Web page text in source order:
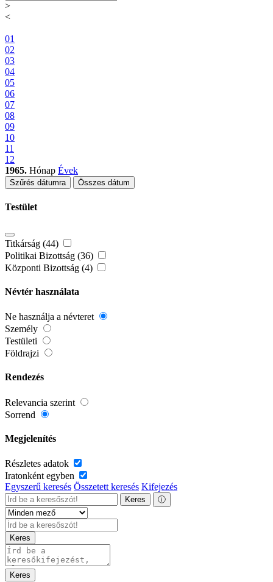
>
<
01
02
03
04
05
06
07
08
09
10
11
12
1965. Hónap Évek
Szűrés dátumra Összes dátum
Testület
Titkárság (44)
Politikai Bizottság (36)
Központi Bizottság (4)
Névtér használata
Ne használja a névteret
Személy
Testületi
Földrajzi
Rendezés
Relevancia szerint
Sorrend
Megjelenítés
Részletes adatok
Iratonként egyben
Egyszerű keresés Összetett keresés Kifejezés
Keres ⓘ
Keres
Keres